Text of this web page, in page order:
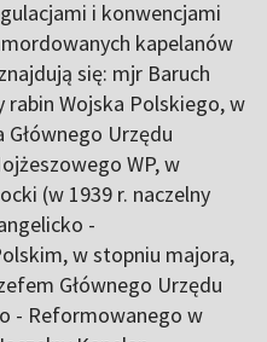
i konwencjami
kapelanów
się: mjr Baruch
rabin Wojska Polskiego, w
Głównego Urzędu
WP, w
(w 1939 r. naczelny
-
w stopniu majora,
Głównego Urzędu
- Reformowanego w